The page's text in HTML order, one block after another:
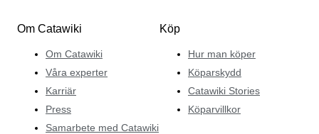
Om Catawiki
Om Catawiki
Våra experter
Karriär
Press
Samarbete med Catawiki
Köp
Hur man köper
Köparskydd
Catawiki Stories
Köparvillkor